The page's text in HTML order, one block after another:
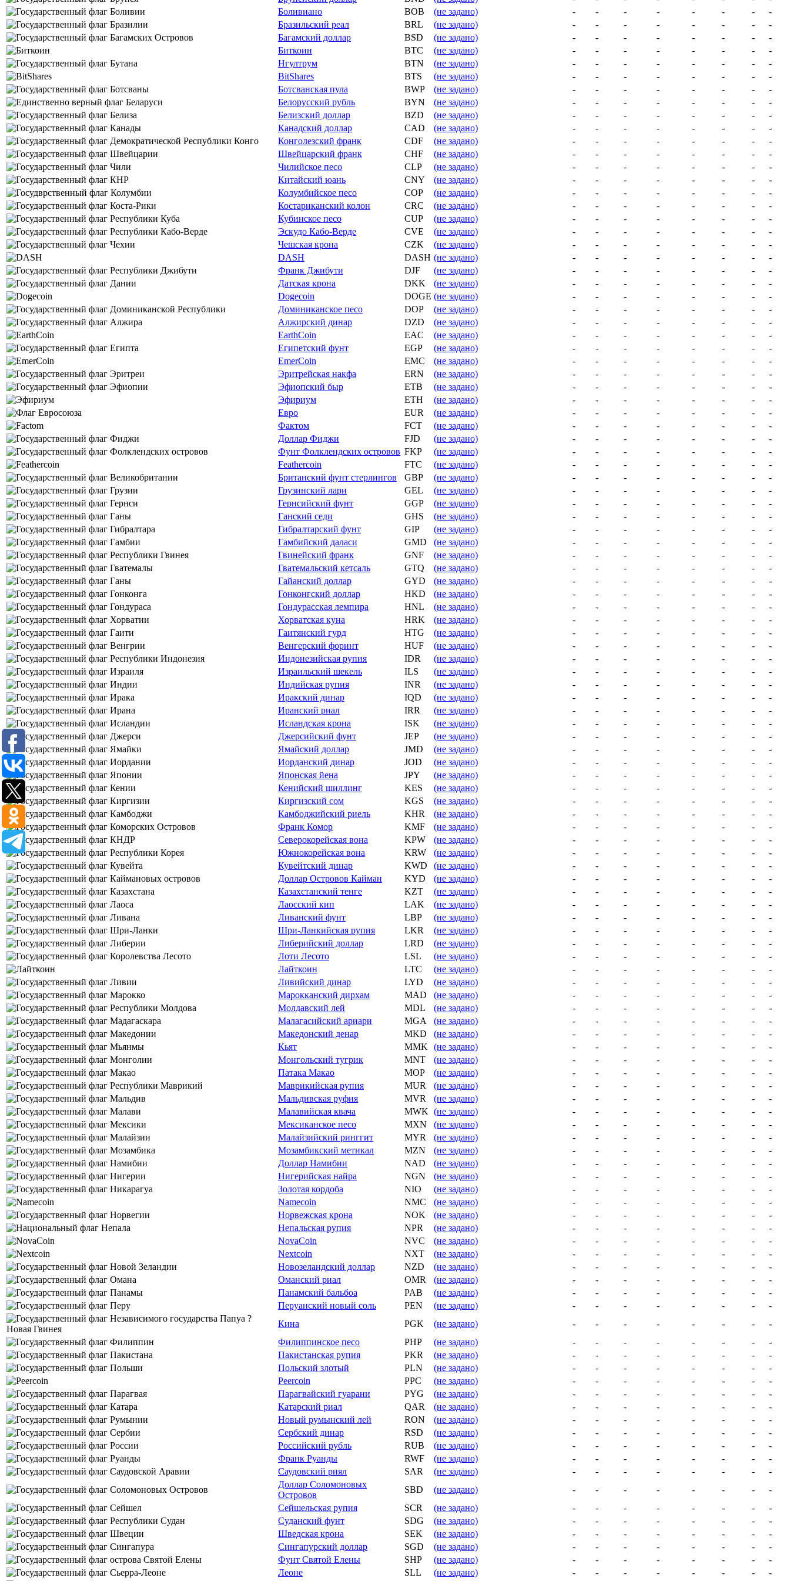
Боливиано
BOB (не задано) - - - - - - -
-
Бразильский реал
BRL (не задано) - - - - - - -
-
Багамский доллар
BSD (не задано) - - - - - - -
-
Биткоин
BTC (не задано) - - - - - - -
-
Нгултрум
BTN (не задано) - - - - - - -
-
BitShares
BTS (не задано) - - - - - - -
-
Ботсванская пула
BWP (не задано) - - - - - - -
-
Белорусский рубль
BYN (не задано) - - - - - - -
-
Белизский доллар
BZD (не задано) - - - - - - -
-
Канадский доллар
CAD (не задано) - - - - - - -
-
Конголезский франк
CDF (не задано) - - - - - - -
-
Швейцарский франк
CHF (не задано) - - - - - - -
-
Чилийское песо
CLP (не задано) - - - - - - -
-
Китайский юань
CNY (не задано) - - - - - - -
-
Колумбийское песо
COP (не задано) - - - - - - -
-
Костариканский колон
CRC (не задано) - - - - - - -
-
Кубинское песо
CUP (не задано) - - - - - - -
-
Эскудо Кабо-Верде
CVE (не задано) - - - - - - -
-
Чешская крона
CZK (не задано) - - - - - - -
-
DASH
DASH (не задано) - - - - - - -
-
Франк Джибути
DJF (не задано) - - - - - - -
-
Датская крона
DKK (не задано) - - - - - - -
-
Dogecoin
DOGE (не задано) - - - - - - -
-
Доминиканское песо
DOP (не задано) - - - - - - -
-
Алжирский динар
DZD (не задано) - - - - - - -
-
EarthCoin
EAC (не задано) - - - - - - -
-
Египетский фунт
EGP (не задано) - - - - - - -
-
EmerCoin
EMC (не задано) - - - - - - -
-
Эритрейская накфа
ERN (не задано) - - - - - - -
-
Эфиопский быр
ETB (не задано) - - - - - - -
-
Эфириум
ETH (не задано) - - - - - - -
-
Евро
EUR (не задано) - - - - - - -
-
Фактом
FCT (не задано) - - - - - - -
-
Доллар Фиджи
FJD (не задано) - - - - - - -
-
Фунт Фолклендских островов FKP (не задано) - - - - - - -
-
Feathercoin
FTC (не задано) - - - - - - -
-
Британский фунт стерлингов
GBP (не задано) - - - - - - -
-
Грузинский лари
GEL (не задано) - - - - - - -
-
Гернсийский фунт
GGP (не задано) - - - - - - -
-
Ганский седи
GHS (не задано) - - - - - - -
-
Гибралтарский фунт
GIP (не задано) - - - - - - -
-
Гамбийский даласи
GMD (не задано) - - - - - - -
-
Гвинейский франк
GNF (не задано) - - - - - - -
-
Гватемальский кетсаль
GTQ (не задано) - - - - - - -
-
Гайанский доллар
GYD (не задано) - - - - - - -
-
Гонконгский доллар
HKD (не задано) - - - - - - -
-
Гондурасская лемпира
HNL (не задано) - - - - - - -
-
Хорватская куна
HRK (не задано) - - - - - - -
-
Гаитянский гурд
HTG (не задано) - - - - - - -
-
Венгерский форинт
HUF (не задано) - - - - - - -
-
Индонезийская рупия
IDR (не задано) - - - - - - -
-
Израильский шекель
ILS (не задано) - - - - - - -
-
Индийская рупия
INR (не задано) - - - - - - -
-
Иракский динар
IQD (не задано) - - - - - - -
-
Иранский риал
IRR (не задано) - - - - - - -
-
Исландская крона
ISK (не задано) - - - - - - -
-
Джерсийский фунт
JEP (не задано) - - - - - - -
-
Ямайский доллар
JMD (не задано) - - - - - - -
-
Иорданский динар
JOD (не задано) - - - - - - -
-
Японская йена
JPY (не задано) - - - - - - -
-
Кенийский шиллинг
KES (не задано) - - - - - - -
-
Киргизский сом
KGS (не задано) - - - - - - -
-
Камбоджийский риель
KHR (не задано) - - - - - - -
-
Франк Комор
KMF (не задано) - - - - - - -
-
Северокорейская вона
KPW (не задано) - - - - - - -
-
Южнокорейская вона
KRW (не задано) - - - - - - -
-
Кувейтский динар
KWD (не задано) - - - - - - -
-
Доллар Островов Кайман
KYD (не задано) - - - - - - -
-
Казахстанский тенге
KZT (не задано) - - - - - - -
-
Лаосский кип
LAK (не задано) - - - - - - -
-
Ливанский фунт
LBP (не задано) - - - - - - -
-
Шри-Ланкийская рупия
LKR (не задано) - - - - - - -
-
Либерийский доллар
LRD (не задано) - - - - - - -
-
Лоти Лесото
LSL (не задано) - - - - - - -
-
Лайткоин
LTC (не задано) - - - - - - -
-
Ливийский динар
LYD (не задано) - - - - - - -
-
Марокканский дирхам
MAD (не задано) - - - - - - -
-
Молдавский лей
MDL (не задано) - - - - - - -
-
Малагасийский ариари
MGA (не задано) - - - - - - -
-
Македонский денар
MKD (не задано) - - - - - - -
-
Кьят
MMK (не задано) - - - - - - -
-
Монгольский тугрик
MNT (не задано) - - - - - - -
-
Патака Макао
MOP (не задано) - - - - - - -
-
Маврикийская рупия
MUR (не задано) - - - - - - -
-
Мальдивская руфия
MVR (не задано) - - - - - - -
-
Малавийская квача
MWK (не задано) - - - - - - -
-
Мексиканское песо
MXN (не задано) - - - - - - -
-
Малайзийский ринггит
MYR (не задано) - - - - - - -
-
Мозамбикский метикал
MZN (не задано) - - - - - - -
-
Доллар Намибии
NAD (не задано) - - - - - - -
-
Нигерийская найра
NGN (не задано) - - - - - - -
-
Золотая кордоба
NIO (не задано) - - - - - - -
-
Namecoin
NMC (не задано) - - - - - - -
-
Норвежская крона
NOK (не задано) - - - - - - -
-
Непальская рупия
NPR (не задано) - - - - - - -
-
NovaCoin
NVC (не задано) - - - - - - -
-
Nextcoin
NXT (не задано) - - - - - - -
-
Новозеландский доллар
NZD (не задано) - - - - - - -
-
Оманский риал
OMR (не задано) - - - - - - -
-
Панамский бальбоа
PAB (не задано) - - - - - - -
-
Перуанский новый соль
PEN (не задано) - - - - - - -
-
Кина
PGK (не задано) - - - - - - -
-
Филиппинское песо
PHP (не задано) - - - - - - -
-
Пакистанская рупия
PKR (не задано) - - - - - - -
-
Польский злотый
PLN (не задано) - - - - - - -
-
Peercoin
PPC (не задано) - - - - - - -
-
Парагвайский гуарани
PYG (не задано) - - - - - - -
-
Катарский риал
QAR (не задано) - - - - - - -
-
Новый румынский лей
RON (не задано) - - - - - - -
-
Сербский динар
RSD (не задано) - - - - - - -
-
Российский рубль
RUB (не задано) - - - - - - -
-
Франк Руанды
RWF (не задано) - - - - - - -
-
Саудовский риял
SAR (не задано) - - - - - - -
-
Доллар Соломоновых
Островов
SBD (не задано) - - - - - - -
-
Сейшельская рупия
SCR (не задано) - - - - - - -
-
Суданский фунт
SDG (не задано) - - - - - - -
-
Шведская крона
SEK (не задано) - - - - - - -
-
Сингапурский доллар
SGD (не задано) - - - - - - -
-
Фунт Святой Елены
SHP (не задано) - - - - - - -
-
Леоне
SLL (не задано) - - - - - - -
-